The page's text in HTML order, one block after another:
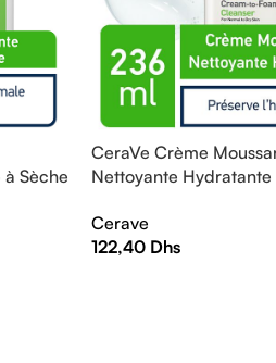
Sèche
CeraVe Crème
Nettoyante Hydratante
Cerave
122,40 Dhs